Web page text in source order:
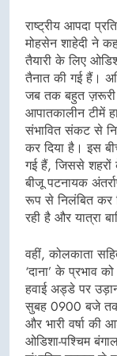
राष्ट्रीय आपदा
मोहसेन शाहेदी ने
तैयारी के लिए
तैनात की गई हैं।
जब तक बहुत ज़रूरी
आपातकालीन टीमें
संभावित संकट से
कर दिया है। इस
गई हैं, जिससे
बीजू पटनायक
रूप से निलंबित कर
रही है और यात्रा
वहीं, कोलकाता
‘दाना’ के प्रभाव
हवाई अड्डे पर
सुबह 0900 बजे तक
और भारी वर्षा की
ओडिशा-पश्चिम